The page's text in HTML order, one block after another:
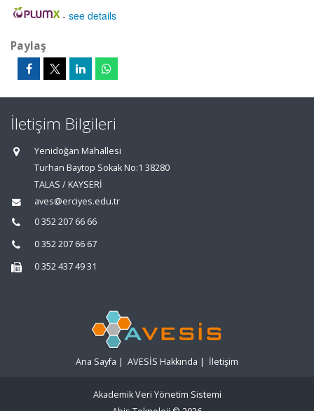
- see details
Paylaş
İletişim Bilgileri
Yenidoğan Mahallesi
Turhan Baytop Sokak No:1 38280
TALAS / KAYSERİ
aves@erciyes.edu.tr
0 352 207 66 66
0 352 207 66 67
0 352 437 49 31
Ana Sayfa | AVESİS Hakkında | İletişim
Akademik Veri Yönetim Sistemi